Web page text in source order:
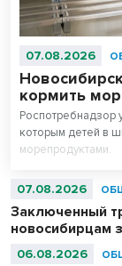
07.08.2026
кормить
Роспотребнадзор
которым детей в
морепродуктами.
07.08.2026
Заключенный
новосибирцам
06.08.2026